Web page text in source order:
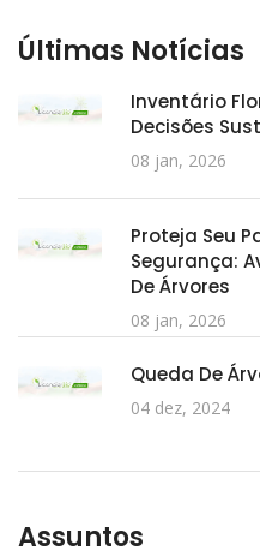
Últimas Notícias
Inventário
Decisões
08 jan, 2026
Proteja Seu
Segurança:
De Árvores
08 jan, 2026
Queda De
04 dez, 2024
Assuntos